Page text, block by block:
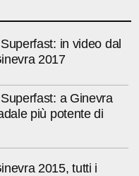
in video dal
2017
a Ginevra
più potente di
2015, tutti i